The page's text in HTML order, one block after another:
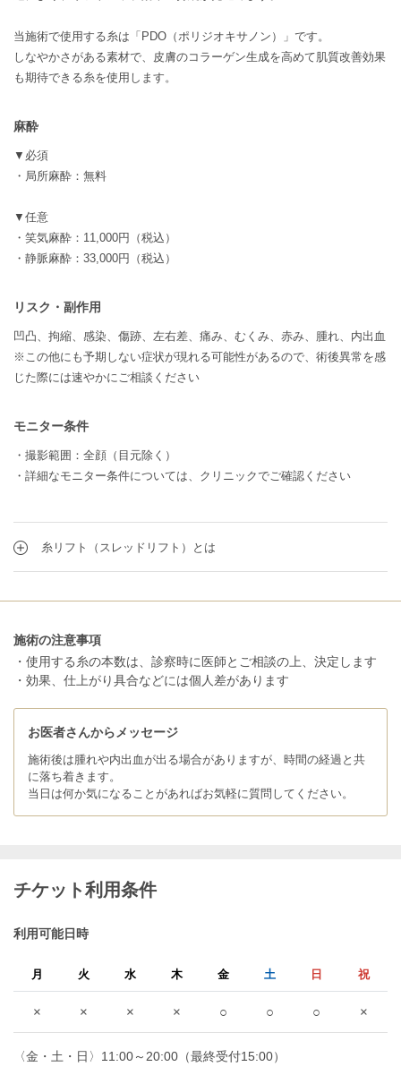
当施術で使用する糸は「PDO（ポリジオキサノン）」です。
しなやかさがある素材で、皮膚のコラーゲン生成を高めて肌質改善効果
も期待できる糸を使用します。
麻酔
▼必須
・局所麻酔：無料
▼任意
・笑気麻酔：11,000円（税込）
・静脈麻酔：33,000円（税込）
リスク・副作用
凹凸、拘縮、感染、傷跡、左右差、痛み、むくみ、赤み、腫れ、内出血
※この他にも予期しない症状が現れる可能性があるので、術後異常を感
じた際には速やかにご相談ください
モニター条件
・撮影範囲：全顔（目元除く）
・詳細なモニター条件については、クリニックでご確認ください
糸リフト（スレッドリフト）とは
施術の注意事項
・使用する糸の本数は、診察時に医師とご相談の上、決定します
・効果、仕上がり具合などには個人差があります
お医者さんからメッセージ
施術後は腫れや内出血が出る場合がありますが、時間の経過と共
に落ち着きます。
当日は何か気になることがあればお気軽に質問してください。
チケット利用条件
利用可能日時
月 火 水 木 金 土 日 祝
× × × × ○ ○ ○ ×
〈金・土・日〉11:00～20:00（最終受付15:00）